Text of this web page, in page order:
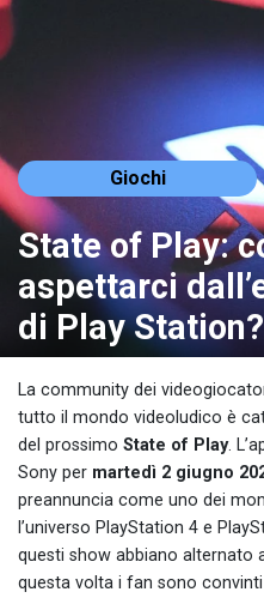
Giochi
State of Play:
aspettarci
di Play Station?
La community dei
tutto il mondo videoludico è
del prossimo State of Play.
Sony per martedì 2 giugno
preannuncia come uno dei
l’universo PlayStation 4 e
questi show abbiano alternato
questa volta i fan sono